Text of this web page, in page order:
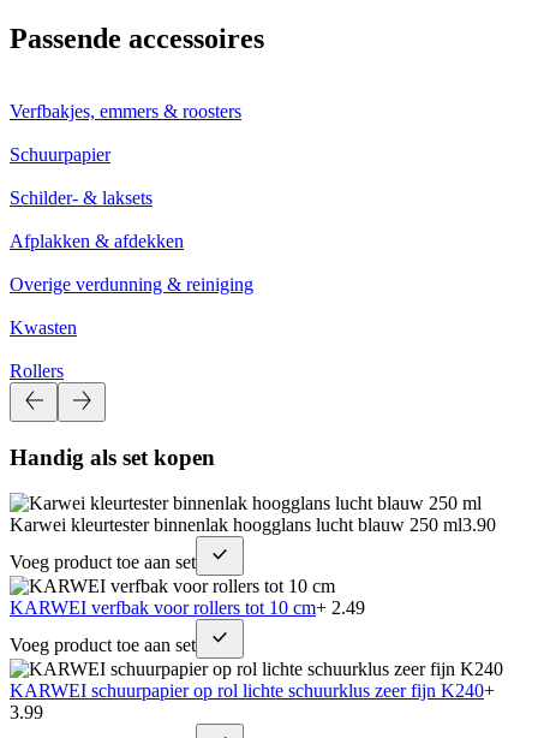
Passende accessoires
Verfbakjes, emmers & roosters
Schuurpapier
Schilder- & laksets
Afplakken & afdekken
Overige verdunning & reiniging
Kwasten
Rollers
Handig als set kopen
Karwei kleurtester binnenlak hoogglans lucht blauw 250 ml3.90
Voeg product toe aan set
KARWEI verfbak voor rollers tot 10 cm+ 2.49
Voeg product toe aan set
KARWEI schuurpapier op rol lichte schuurklus zeer fijn K240+
3.99